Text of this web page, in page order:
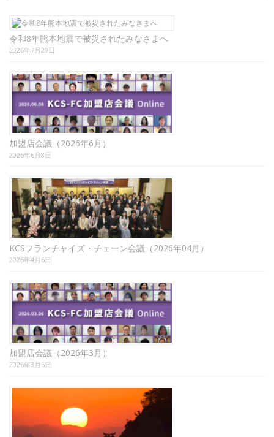
令和8年熊本地震で被災されたみなさまへ
2026年7月29日
加盟店会議（2026年6月）
2026年6月8日
KCSフランチャイズ・チェーン会議（2026年04月）
2026年4月6日
加盟店会議（2026年3月）
2026年3月6日